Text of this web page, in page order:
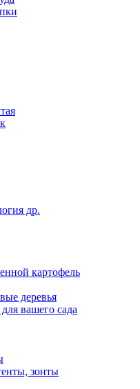
др.
картофель
деревья
вашего сада
зонты